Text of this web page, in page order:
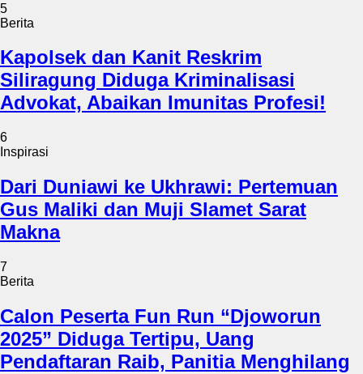
5
Berita
Kapolsek dan Kanit Reskrim
Siliragung Diduga Kriminalisasi
Advokat, Abaikan Imunitas Profesi!
6
Inspirasi
Dari Duniawi ke Ukhrawi: Pertemuan
Gus Maliki dan Muji Slamet Sarat
Makna
7
Berita
Calon Peserta Fun Run “Djoworun
2025” Diduga Tertipu, Uang
Pendaftaran Raib, Panitia Menghilang